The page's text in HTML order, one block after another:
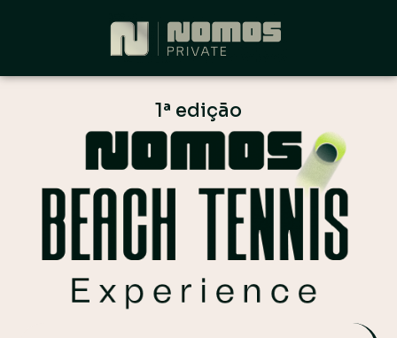
1ª edição